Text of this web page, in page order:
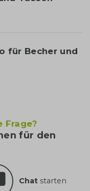
für Becher und
Frage?
für den
Chat starten